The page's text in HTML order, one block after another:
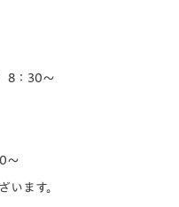
8：30～
～
います。